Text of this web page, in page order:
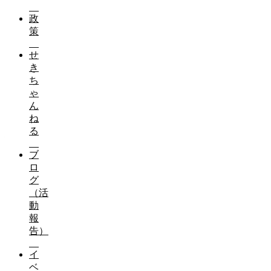
政
策
せ
き
ち
ゃ
ん
ね
る
ブ
ロ
グ
（活
動
報
告）
イ
ベ
この異常なコメの値段を維持しようとしているのは、異常な
インバウンドでもありません。
政府とJA、そしてその既得権益を守ろうとしている政治家の
車の値段が下がったら政府が
「トヨタさん日産さんホンダさん、車の値段維持するため
って言ってたら皆さんどう感じますか？
財源は皆さんの所得から引かれている税金です。
そしてその高止まりした車に消費税がかかるんです。
絶対ない風景ですよね。
さらに「輸入車に負けないように、めっちゃくちゃな関税か
これ、おコメでやられてるんです。
小規模農家の経営が圧迫されてしまうのではないかというご
しかし、赤字になるのは１ヘクタールに満たない規模です。
専業農家であれば、規模拡大をしなければ経営として成立し
小規模で田んぼを行っているのはほとんどが、
主たる収入を役場や工場などで確保している兼業農家です。